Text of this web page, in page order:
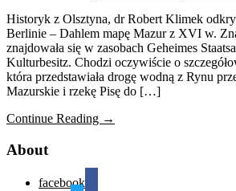
Historyk z Olsztyna, dr Robert Klimek
Berlinie – Dahlem mapę Mazur z XVI w.
znajdowała się w zasobach Geheimes
Kulturbesitz. Chodzi oczywiście o
która przedstawiała drogę wodną z Rynu
Mazurskie i rzekę Pisę do […]
Continue Reading →
About
facebook